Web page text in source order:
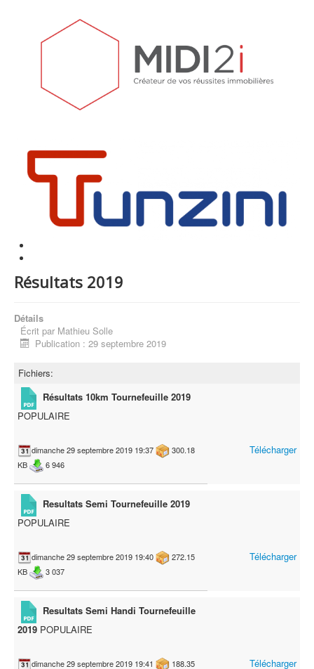
Résultats 2019
Détails
Écrit par Mathieu Solle
Publication : 29 septembre 2019
Fichiers:
Résultats 10km Tournefeuille 2019
POPULAIRE
dimanche 29 septembre 2019 19:37
300.18
KB
6 946
Télécharger
Resultats Semi Tournefeuille 2019
POPULAIRE
dimanche 29 septembre 2019 19:40
272.15
KB
3 037
Télécharger
Resultats Semi Handi Tournefeuille
2019 POPULAIRE
dimanche 29 septembre 2019 19:41 188.35 Télécharger